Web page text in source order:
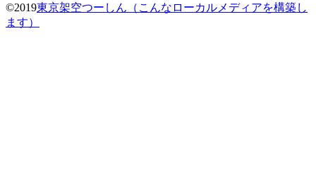
©2019東京架空つーしん（こんなローカルメディアを構築し
ます）